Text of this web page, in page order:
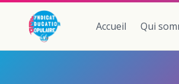
Accueil Qui